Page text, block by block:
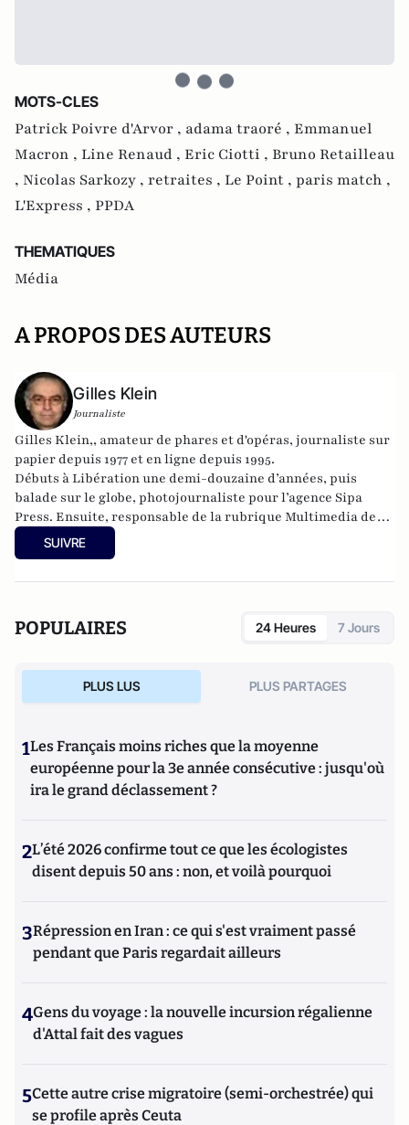
MOTS-CLES
Patrick Poivre d'Arvor , adama traoré , Emmanuel
Macron , Line Renaud , Eric Ciotti , Bruno Retailleau
, Nicolas Sarkozy , retraites , Le Point , paris match ,
L'Express , PPDA
THEMATIQUES
Média
A PROPOS DES AUTEURS
Gilles Klein
Journaliste
Gilles Klein,, amateur de phares et d'opéras, journaliste sur
papier depuis 1977 et en ligne depuis 1995.
Débuts à Libération une demi-douzaine d’années, puis
balade sur le globe, photojournaliste pour l’agence Sipa
Press. Ensuite, responsable de la rubrique Multimedia de
ELLE, avant d’écrire sur les médias à Arrêt sur Images et de
collaborer avec Atlantico. Par ailleurs fut blogueur, avec Le
SUIVRE
POPULAIRES 24 Heures 7 Jours
PLUS LUS PLUS PARTAGES
1Les Français moins riches que la moyenne
européenne pour la 3e année consécutive : jusqu'où
ira le grand déclassement ?
2L’été 2026 confirme tout ce que les écologistes
disent depuis 50 ans : non, et voilà pourquoi
3Répression en Iran : ce qui s'est vraiment passé
pendant que Paris regardait ailleurs
4Gens du voyage : la nouvelle incursion régalienne
d'Attal fait des vagues
5Cette autre crise migratoire (semi-orchestrée) qui
se profile après Ceuta